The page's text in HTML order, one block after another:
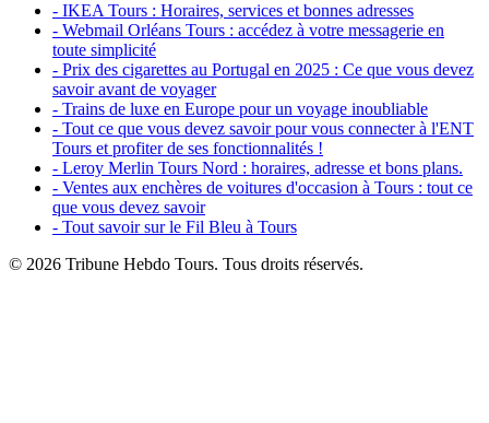
- IKEA Tours : Horaires, services et bonnes adresses
- Webmail Orléans Tours : accédez à votre messagerie en
toute simplicité
- Prix des cigarettes au Portugal en 2025 : Ce que vous devez
savoir avant de voyager
- Trains de luxe en Europe pour un voyage inoubliable
- Tout ce que vous devez savoir pour vous connecter à l'ENT
Tours et profiter de ses fonctionnalités !
- Leroy Merlin Tours Nord : horaires, adresse et bons plans.
- Ventes aux enchères de voitures d'occasion à Tours : tout ce
que vous devez savoir
- Tout savoir sur le Fil Bleu à Tours
© 2026 Tribune Hebdo Tours. Tous droits réservés.